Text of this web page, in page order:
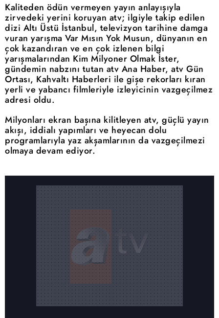
Kaliteden ödün vermeyen yayın anlayışıyla
zirvedeki yerini koruyan atv; ilgiyle takip edilen
dizi Altı Üstü İstanbul, televizyon tarihine damga
vuran yarışma Var Mısın Yok Musun, dünyanın en
çok kazandıran ve en çok izlenen bilgi
yarışmalarından Kim Milyoner Olmak İster,
gündemin nabzını tutan atv Ana Haber, atv Gün
Ortası, Kahvaltı Haberleri ile gişe rekorları kıran
yerli ve yabancı filmleriyle izleyicinin vazgeçilmez
adresi oldu.
Milyonları ekran başına kilitleyen atv, güçlü yayın
akışı, iddialı yapımları ve heyecan dolu
programlarıyla yaz akşamlarının da vazgeçilmezi
olmaya devam ediyor.